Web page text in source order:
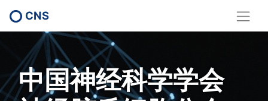
CNS
中国神经科学学会